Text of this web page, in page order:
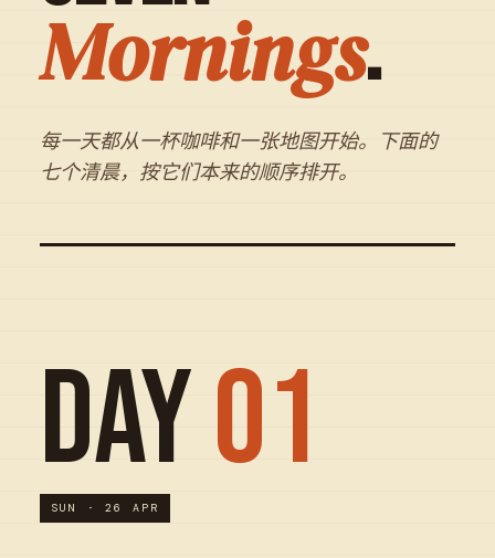
Mornings.
每一天都从一杯咖啡和一张地图开始。下面的
七个清晨，按它们本来的顺序排开。
DAY01
SUN · 26 APR